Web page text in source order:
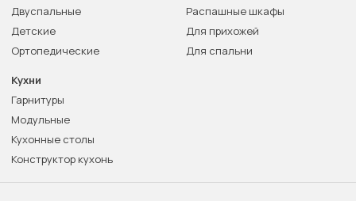
Двуспальные
Детские
Ортопедические
Распашные шкафы
Для прихожей
Для спальни
Кухни
Гарнитуры
Модульные
Кухонные столы
Конструктор кухонь